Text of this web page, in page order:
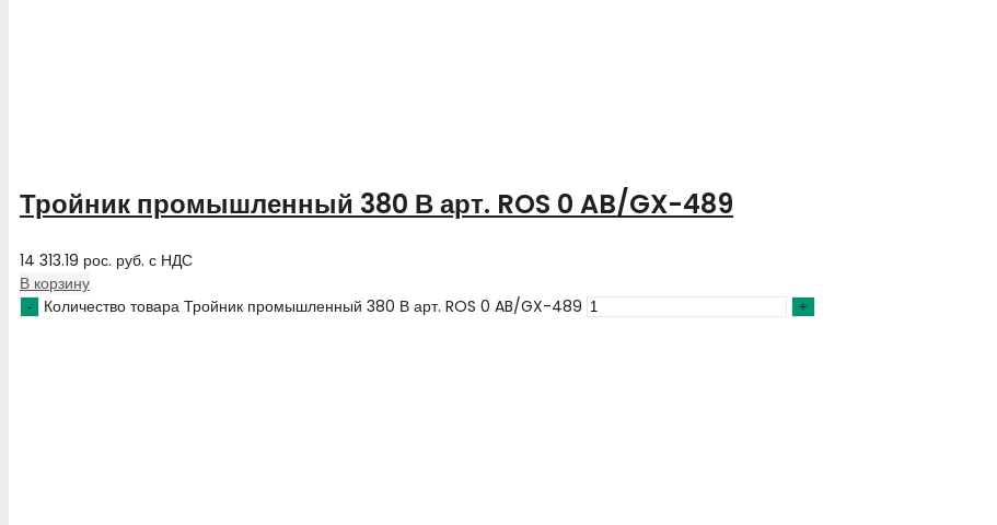
Тройник промышленный 380 В арт. ROS 0 AB/GX-489
14 313.19 рос. руб. с НДС
В корзину
Количество товара Тройник промышленный 380 В арт. ROS 0 AB/GX-489